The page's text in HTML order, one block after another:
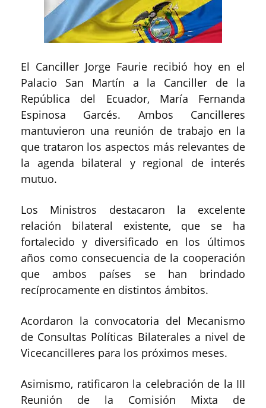
El Canciller Jorge Faurie recibió hoy en el
Palacio San Martín a la Canciller de la
República del Ecuador, María Fernanda
Espinosa Garcés. Ambos Cancilleres
mantuvieron una reunión de trabajo en la
que trataron los aspectos más relevantes de
la agenda bilateral y regional de interés
mutuo.
Los Ministros destacaron la excelente
relación bilateral existente, que se ha
fortalecido y diversificado en los últimos
años como consecuencia de la cooperación
que ambos países se han brindado
recíprocamente en distintos ámbitos.
Acordaron la convocatoria del Mecanismo
de Consultas Políticas Bilaterales a nivel de
Vicecancilleres para los próximos meses.
Asimismo, ratificaron la celebración de la III
Reunión de la Comisión Mixta de